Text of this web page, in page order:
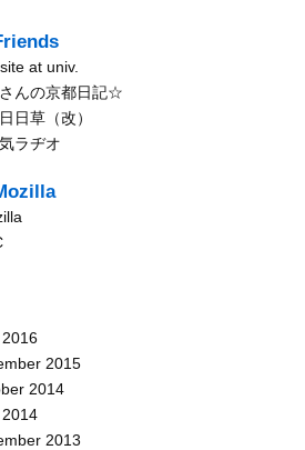
at univ.
んの京都日記☆
日草（改）
ラヂオ
2015
2014
2013